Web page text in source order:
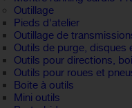
Outillage
Pieds d'atelier
Outillage de
Outils de purge, disques
Outils pour directions,
Outils pour roues et
Boite à outils
Mini outils